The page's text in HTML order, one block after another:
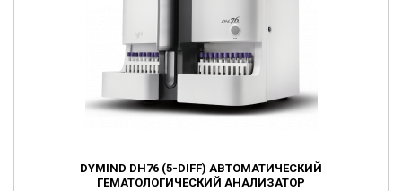
DYMIND DH76 (5-DIFF) АВТОМАТИЧЕСКИЙ
ГЕМАТОЛОГИЧЕСКИЙ АНАЛИЗАТОР